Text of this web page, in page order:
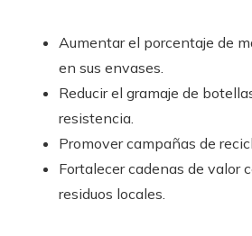
Aumentar el porcentaje de
en sus envases.
Reducir el gramaje de
resistencia.
Promover campañas de
Fortalecer cadenas de valor
residuos locales.